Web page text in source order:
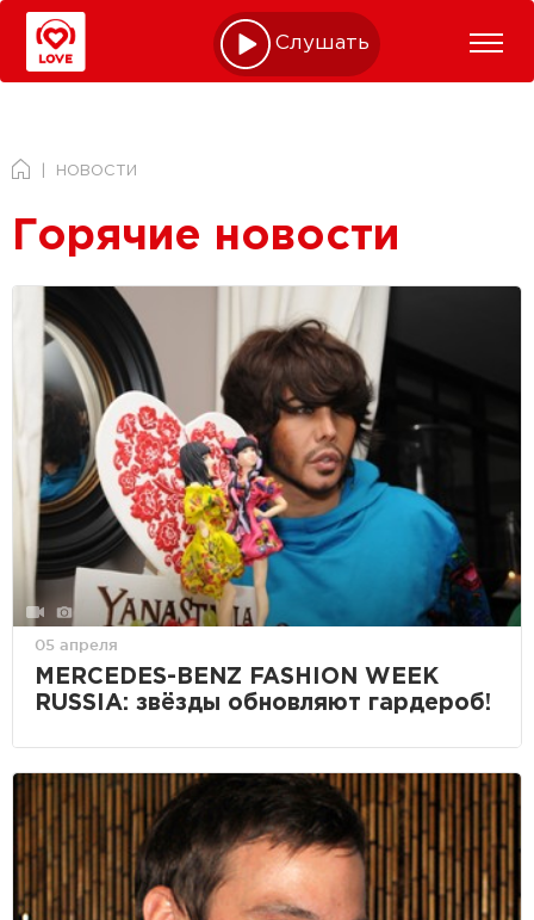
Слушать online
НОВОСТИ
Горячие новости
05 апреля
MERCEDES-BENZ FASHION WEEK
RUSSIA: звёзды обновляют гардероб!